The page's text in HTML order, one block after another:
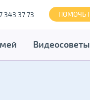
343 37 73 ПОМОЧЬ
Видеосоветы